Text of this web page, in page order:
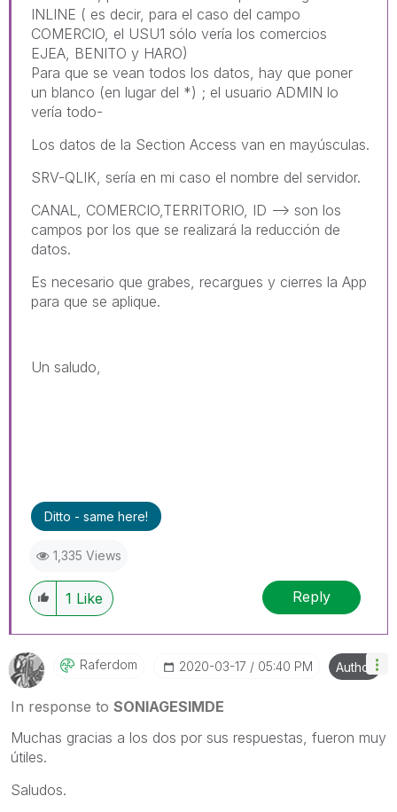
INLINE ( es decir, para el caso del campo
COMERCIO, el USU1 sólo vería los comercios
EJEA, BENITO y HARO)
Para que se vean todos los datos, hay que poner
un blanco (en lugar del *) ; el usuario ADMIN lo
vería todo-
Los datos de la Section Access van en mayúsculas.
SRV-QLIK, sería en mi caso el nombre del servidor.
CANAL, COMERCIO,TERRITORIO, ID --> son los
campos por los que se realizará la reducción de
datos.
Es necesario que grabes, recargues y cierres la App
para que se aplique.
Un saludo,
Ditto - same here!
1,335 Views
1 Like Reply
Raferdom ‎2020-03-17 05:40 PM Author
In response to SONIAGESIMDE
Muchas gracias a los dos por sus respuestas, fueron muy
útiles.
Saludos.